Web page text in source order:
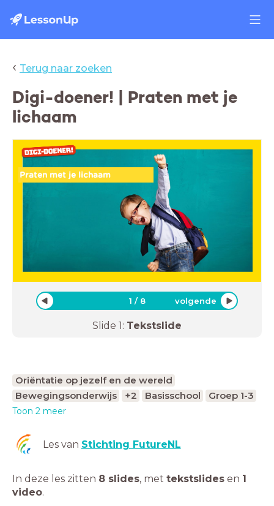
‹ Terug naar zoeken
Digi-doener! | Praten met je
lichaam
Praten met je lichaam
1 / 8 volgende
Slide 1: Tekstslide
Oriëntatie op jezelf en de wereld
Bewegingsonderwijs
+2 Basisschool Groep 1-3
Toon 2 meer
Les van Stichting FutureNL
In deze les zitten 8 slides, met tekstslides en 1
video.